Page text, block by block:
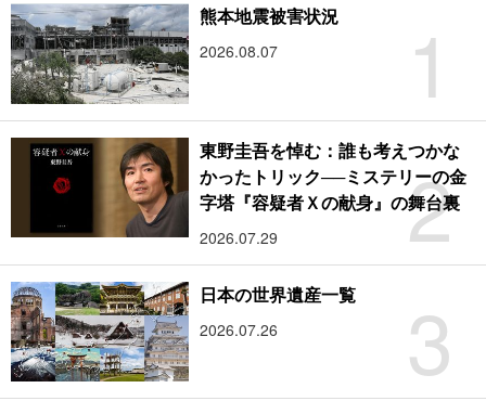
1
熊本地震被害状況
2026.08.07
2
東野圭吾を悼む：誰も考えつかな
かったトリック──ミステリーの金
字塔『容疑者Ｘの献身』の舞台裏
2026.07.29
3
日本の世界遺産一覧
2026.07.26